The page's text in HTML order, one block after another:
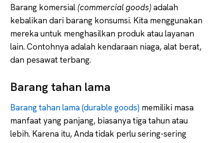
Barang komersial (commercial goods)adalah
kebalikan dari barang konsumsi. Kita menggunakan
mereka untuk menghasilkan produk atau layanan
lain. Contohnya adalah kendaraan niaga, alat berat,
dan pesawat terbang.
Barang tahan lama
Barang tahan lama (durable goods) memiliki masa
manfaat yang panjang, biasanya tiga tahun atau
lebih. Karena itu, Anda tidak perlu sering-sering